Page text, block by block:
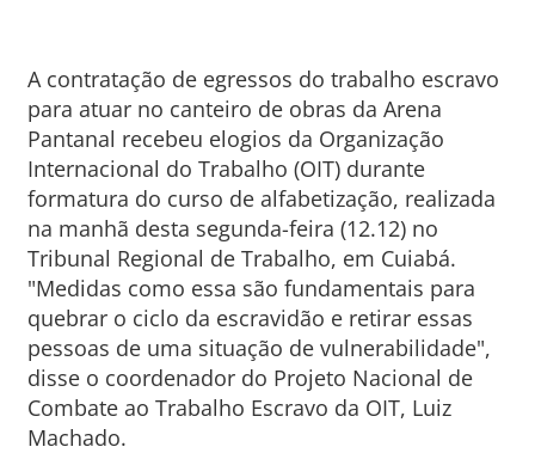
A contratação de egressos do trabalho escravo
para atuar no canteiro de obras da Arena
Pantanal recebeu elogios da Organização
Internacional do Trabalho (OIT) durante
formatura do curso de alfabetização, realizada
na manhã desta segunda-feira (12.12) no
Tribunal Regional de Trabalho, em Cuiabá.
"Medidas como essa são fundamentais para
quebrar o ciclo da escravidão e retirar essas
pessoas de uma situação de vulnerabilidade",
disse o coordenador do Projeto Nacional de
Combate ao Trabalho Escravo da OIT, Luiz
Machado.